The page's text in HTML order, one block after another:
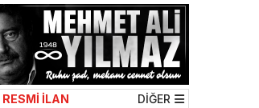
RESMİ İLAN DİĞER